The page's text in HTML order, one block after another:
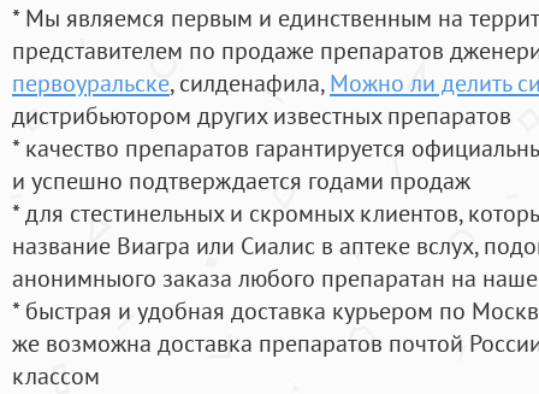
* Мы являемся первым и единственным на
представителем по продаже препаратов
первоуральске, силденафила, Можно ли делить
дистрибьютором других известных препаратов
* качество препаратов гарантируется
и успешно подтверждается годами продаж
* для стестинельных и скромных клиентов,
название Виагра или Сиалис в аптеке вслух,
анонимныого заказа любого препаратан на
* быстрая и удобная доставка курьером по
же возможна доставка препаратов почтой
классом